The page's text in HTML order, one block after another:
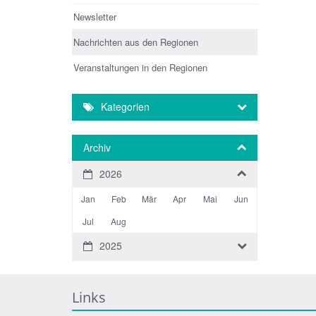
Newsletter
Nachrichten aus den Regionen
Veranstaltungen in den Regionen
Kategorien
Archiv
2026
Jan Feb Mär Apr Mai
Jun
Jul
Aug
2025
Links